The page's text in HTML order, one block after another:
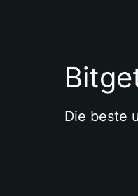
Die beste